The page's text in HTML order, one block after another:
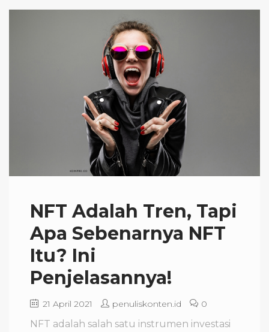
NFT Adalah Tren, Tapi
Apa Sebenarnya NFT
Itu? Ini
Penjelasannya!
21 April 2021 penuliskonten.id 0
NFT adalah salah satu instrumen investasi